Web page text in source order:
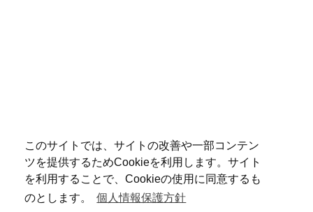
このサイトでは、サイトの改善や一部コンテン
ツを提供するためCookieを利用します。サイト
を利用することで、Cookieの使用に同意するも
のとします。
個人情報保護方針